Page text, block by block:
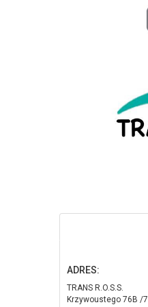
ADRES:
TRANS R.O.S.S.
Krzywoustego 76B /7